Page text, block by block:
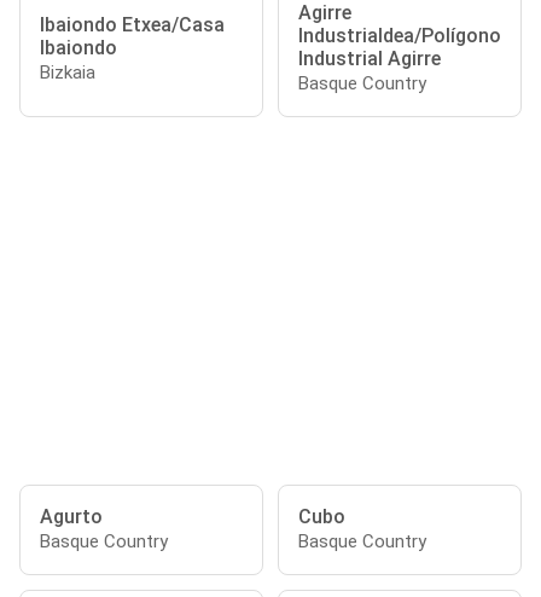
Ibaiondo Etxea/Casa
Ibaiondo
Bizkaia
Agirre
Industrialdea/Polígono
Industrial Agirre
Basque Country
Agurto
Basque Country
Cubo
Basque Country